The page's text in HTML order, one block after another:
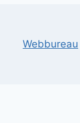
Webbureau